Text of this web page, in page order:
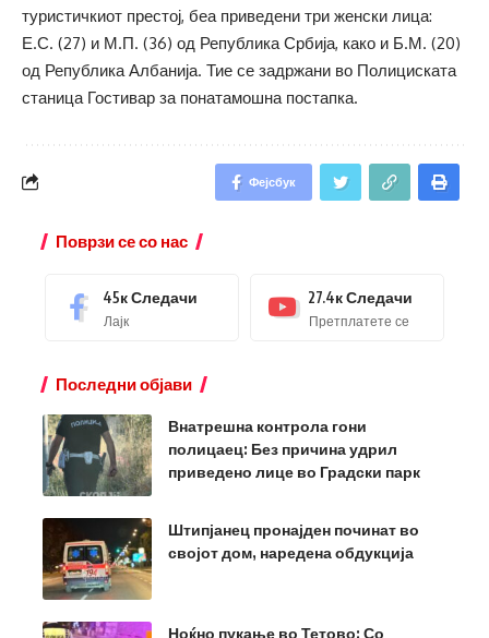
туристичкиот престој, беа приведени три женски лица:
Е.С. (27) и М.П. (36) од Република Србија, како и Б.М. (20)
од Република Албанија. Тие се задржани во Полициската
станица Гостивар за понатамошна постапка.
Фејсбук
Поврзи се со нас
45кСледачи
Лајк
27.4кСледачи
Претплатете се
Последни објави
Внатрешна контрола гони
полицаец: Без причина удрил
приведено лице во Градски парк
Штипјанец пронајден починат во
својот дом, наредена обдукција
Ноќно пукање во Тетово: Со